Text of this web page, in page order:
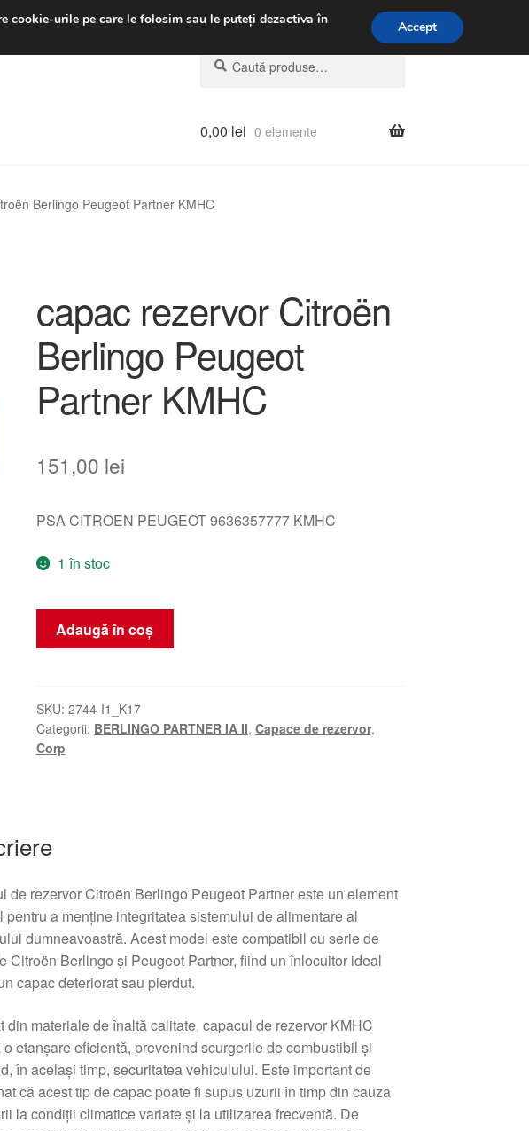
9 a.m. - 4 p.m.031 229 6816
Caută
după:
Caută
0,00 lei 0 elemente
Berlingo Peugeot Partner KMHC
capac rezervor Citroën
Berlingo Peugeot
Partner KMHC
151,00 lei
PSA CITROEN PEUGEOT 9636357777 KMHC
1 în stoc
Cantitate
capac
Berlingo
Peugeot
Partner
Adaugă în coș
SKU: 2744-I1_K17
Categorii: BERLINGO PARTNER IA II, Capace de rezervor,
Corp
de rezervor Citroën Berlingo Peugeot Partner este un element
pentru a menține integritatea sistemului de alimentare al
dumneavoastră. Acest model este compatibil cu serie de
Citroën Berlingo și Peugeot Partner, fiind un înlocuitor ideal
capac deteriorat sau pierdut.
din materiale de înaltă calitate, capacul de rezervor KMHC
etanșare eficientă, prevenind scurgerile de combustibil și
în același timp, securitatea vehiculului. Este important de
că acest tip de capac poate fi supus uzurii în timp din cauza
la condiții climatice variate și la utilizarea frecventă. De
cookie-urile pe care le folosim sau le puteți dezactiva în
Accept